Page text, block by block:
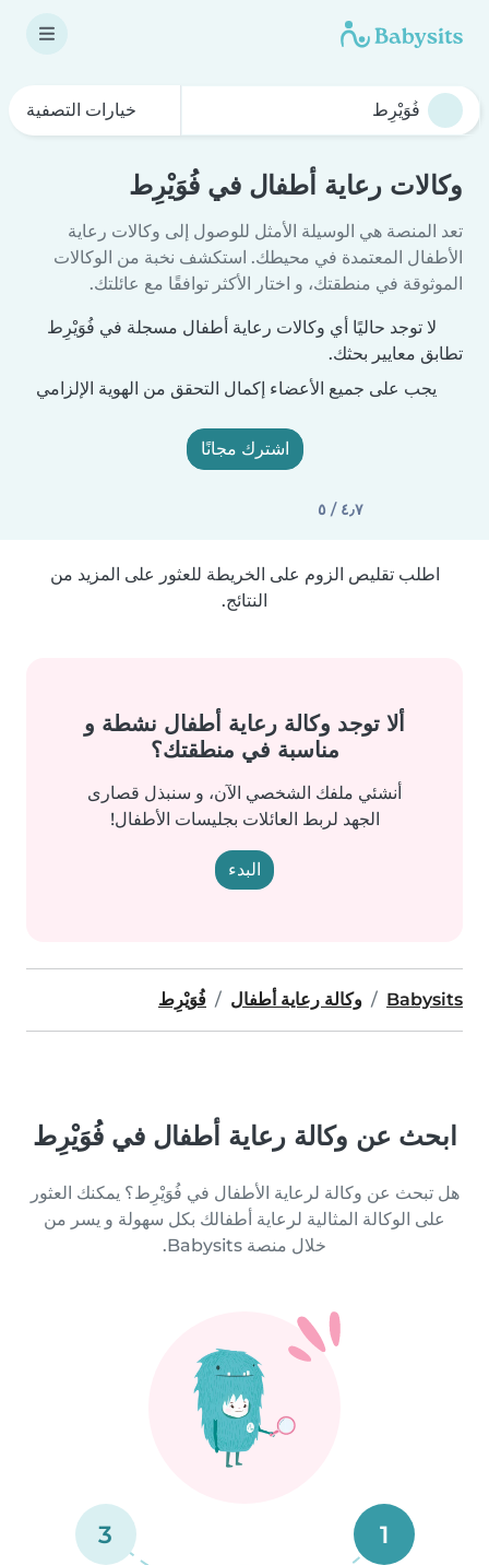
خيارات التصفية
وكالات رعاية أطفال في فُوَيْرِط
تعد المنصة هي الوسيلة الأمثل للوصول إلى وكالات رعاية
الأطفال المعتمدة في محيطك. استكشف نخبة من الوكالات
الموثوقة في منطقتك، و اختار الأكثر توافقًا مع عائلتك.
لا توجد حاليًا أي وكالات رعاية أطفال مسجلة في فُوَيْرِط
تطابق معايير بحثك.
يجب على جميع الأعضاء إكمال التحقق من الهوية الإلزامي
اشترك مجانًا
٤٫٧ / ٥
اطلب تقليص الزوم على الخريطة للعثور على المزيد من
النتائج.
ألا توجد وكالة رعاية أطفال نشطة و
مناسبة في منطقتك؟
أنشئي ملفك الشخصي الآن، و سنبذل قصارى
الجهد لربط العائلات بجليسات الأطفال!
البدء
Babysits وكالة رعاية أطفال فُوَيْرِط
ابحث عن وكالة رعاية أطفال في فُوَيْرِط
هل تبحث عن وكالة لرعاية الأطفال في فُوَيْرِط؟ يمكنك العثور
على الوكالة المثالية لرعاية أطفالك بكل سهولة و يسر من
خلال منصة Babysits.
1
3